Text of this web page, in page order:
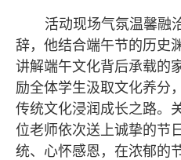
活动现场气氛温馨融
辞，他结合端午节的历史
讲解端午文化背后承载的
励全体学生汲取文化养分
传统文化浸润成长之路。
位老师依次送上诚挚的节
统、心怀感恩，在浓郁的